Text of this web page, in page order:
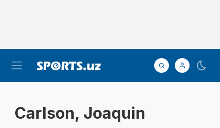
Carlson, Joaquin